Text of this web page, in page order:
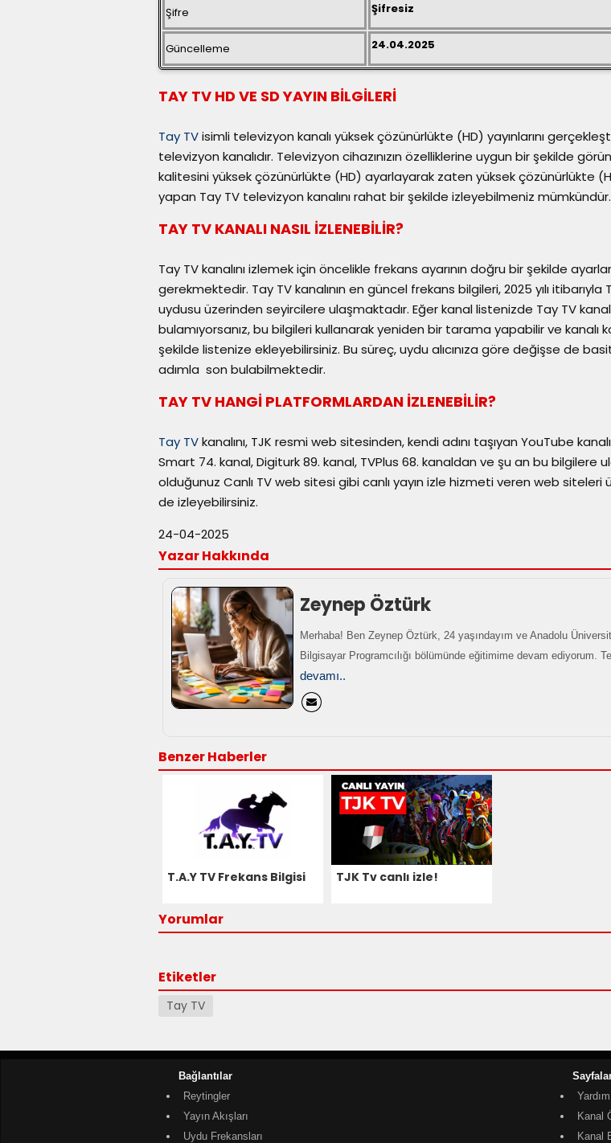
Şifre Şifresiz
Güncelleme 24.04.2025
TAY TV HD VE SD YAYIN BİLGİLERİ
Tay TVisimli televizyon kanalı yüksek çözünürlükte (HD) yayınlarını
televizyon kanalıdır. Televizyon cihazınızın özelliklerine uygun bir şekilde
kalitesini yüksek çözünürlükte (HD) ayarlayarak zaten yüksek çözünürlükte
yapan Tay TV televizyon kanalını rahat bir şekilde izleyebilmeniz mümkündür.
TAY TV KANALI NASIL İZLENEBİLİR?
Tay TV kanalını izlemek için öncelikle frekans ayarının doğru bir şekilde
gerekmektedir. Tay TV kanalının en güncel frekans bilgileri, 2025 yılı itibarıyla
uydusu üzerinden seyircilere ulaşmaktadır. Eğer kanal listenizde Tay TV
bulamıyorsanız, bu bilgileri kullanarak yeniden bir tarama yapabilir ve kanalı
şekilde listenize ekleyebilirsiniz. Bu süreç, uydu alıcınıza göre değişse de
adımla son bulabilmektedir.
TAY TV HANGİ PLATFORMLARDAN İZLENEBİLİR?
Tay TVkanalını, TJK resmi web sitesinden, kendi adını taşıyan YouTube
Smart 74. kanal, Digiturk 89. kanal, TVPlus 68. kanaldan ve şu an bu bilgilere
olduğunuz Canlı TV web sitesi gibi canlı yayın izle hizmeti veren web siteleri
de izleyebilirsiniz.
24-04-2025
Yazar Hakkında
Zeynep Öztürk
Merhaba! Ben Zeynep Öztürk, 24 yaşındayım ve Anadolu
Bilgisayar Programcılığı bölümünde eğitimime devam ediyorum.
devamı..
Benzer Haberler
T.A.Y TV Frekans Bilgisi TJK Tv canlı izle!
Yorumlar
Etiketler
Tay TV
Bağlantılar
Reytingler
Yayın Akışları
Uydu Frekansları
Yardım
Kanal
Kanal